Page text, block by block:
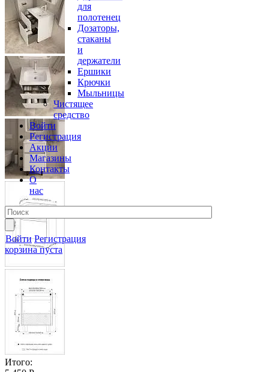
для
полотенец
Дозаторы,
стаканы
и
держатели
Ершики
Крючки
Мыльницы
Чистящее
средство
Войти
Регистрация
Акции
Магазины
Контакты
О
нас
Войти Регистрация
корзина пуста
Итого: